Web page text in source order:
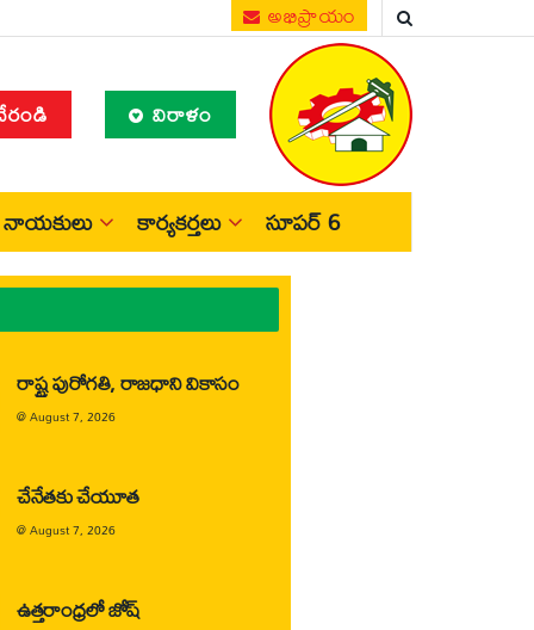
అభిప్రాయం
విరాళం
నాయకులు కార్యకర్తలు సూపర్ 6
రాష్ట్ర పురోగతి, రాజధాని వికాసం
@August 7, 2026
చేనేతకు చేయూత
@August 7, 2026
ఉత్తరాంధ్రలో జోష్